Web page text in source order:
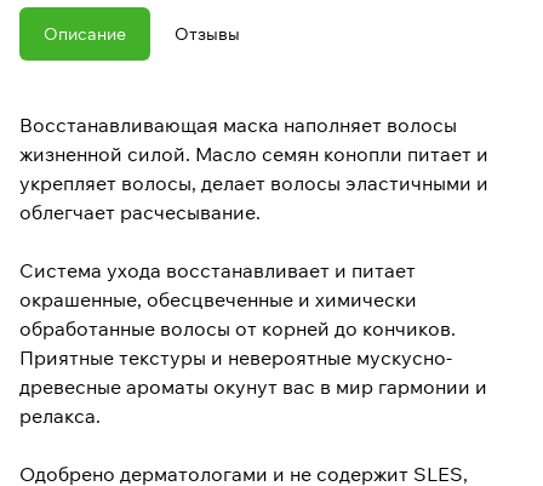
Описание Отзывы
Восстанавливающая маска наполняет волосы
жизненной силой. Масло семян конопли питает и
укрепляет волосы, делает волосы эластичными и
облегчает расчесывание.
Система ухода восстанавливает и питает
окрашенные, обесцвеченные и химически
обработанные волосы от корней до кончиков.
Приятные текстуры и невероятные мускусно-
древесные ароматы окунут вас в мир гармонии и
релакса.
Одобрено дерматологами и не содержит SLES,